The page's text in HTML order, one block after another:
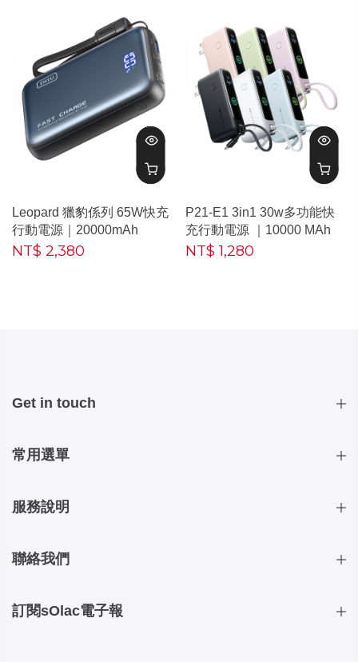
Leopard 獵豹係列 65W快充
行動電源｜20000mAh
NT$ 2,380
P21-E1 3in1 30w多功能快
充行動電源 ｜10000 MAh
NT$ 1,280
Get in touch
常用選單
服務說明
聯絡我們
訂閱sOlac電子報